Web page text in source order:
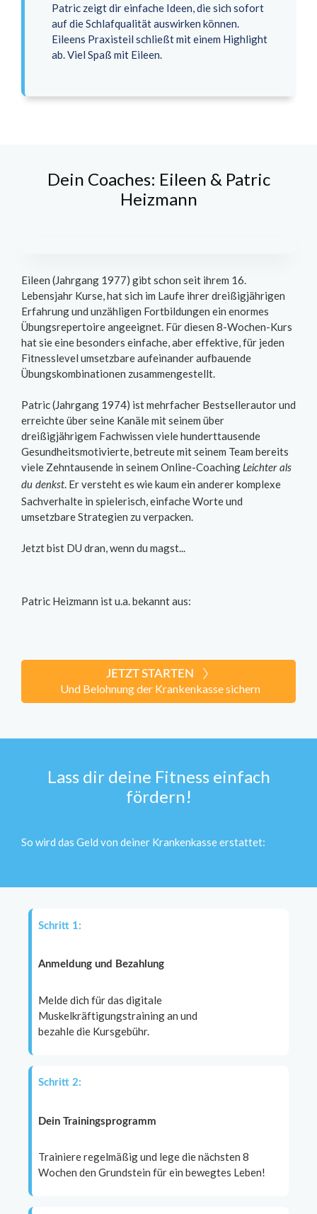
Patric zeigt dir einfache Ideen, die sich sofort
auf die Schlafqualität auswirken können.
Eileens Praxisteil schließt mit einem Highlight
ab. Viel Spaß mit Eileen.
Dein Coaches: Eileen & Patric
Heizmann
Eileen (Jahrgang 1977) gibt schon seit ihrem 16.
Lebensjahr Kurse, hat sich im Laufe ihrer dreißigjährigen
Erfahrung und unzähligen Fortbildungen ein enormes
Übungsrepertoire angeeignet. Für diesen 8-Wochen-Kurs
hat sie eine besonders einfache, aber effektive, für jeden
Fitnesslevel umsetzbare aufeinander aufbauende
Übungskombinationen zusammengestellt.
Patric (Jahrgang 1974) ist mehrfacher Bestsellerautor und
erreichte über seine Kanäle mit seinem über
dreißigjährigem Fachwissen viele hunderttausende
Gesundheitsmotivierte, betreute mit seinem Team bereits
viele Zehntausende in seinem Online-Coaching Leichter als
du denkst. Er versteht es wie kaum ein anderer komplexe
Sachverhalte in spielerisch, einfache Worte und
umsetzbare Strategien zu verpacken.
Jetzt bist DU dran, wenn du magst...
Patric Heizmann ist u.a. bekannt aus:
JETZT STARTEN
Und Belohnung der Krankenkasse sichern
Lass dir deine Fitness einfach
fördern!
So wird das Geld von deiner Krankenkasse erstattet:
Schritt 1:
Anmeldung und Bezahlung
Melde dich für das digitale
Muskelkräftigungstraining an und
bezahle die Kursgebühr.
Schritt 2:
Dein Trainingsprogramm
Trainiere regelmäßig und lege die nächsten 8
Wochen den Grundstein für ein bewegtes Leben!